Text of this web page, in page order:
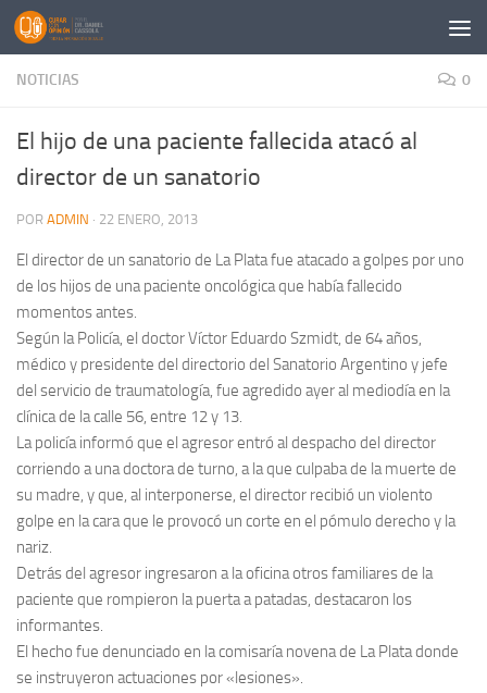
Saltar al contenido
NOTICIAS 0
El hijo de una paciente fallecida atacó al
director de un sanatorio
POR ADMIN · 22 ENERO, 2013
El director de un sanatorio de La Plata fue atacado a golpes por uno
de los hijos de una paciente oncológica que había fallecido
momentos antes.
Según la Policía, el doctor Víctor Eduardo Szmidt, de 64 años,
médico y presidente del directorio del Sanatorio Argentino y jefe
del servicio de traumatología, fue agredido ayer al mediodía en la
clínica de la calle 56, entre 12 y 13.
La policía informó que el agresor entró al despacho del director
corriendo a una doctora de turno, a la que culpaba de la muerte de
su madre, y que, al interponerse, el director recibió un violento
golpe en la cara que le provocó un corte en el pómulo derecho y la
nariz.
Detrás del agresor ingresaron a la oficina otros familiares de la
paciente que rompieron la puerta a patadas, destacaron los
informantes.
El hecho fue denunciado en la comisaría novena de La Plata donde
se instruyeron actuaciones por «lesiones».